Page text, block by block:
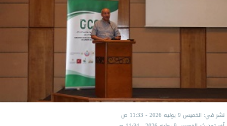
نشر في: الخميس 9 يوليه 2026 - 11:33 ص